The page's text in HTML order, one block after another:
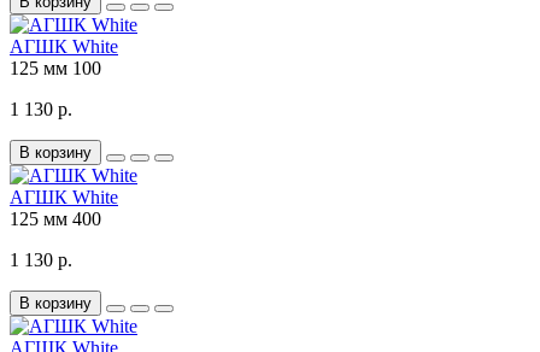
АГШК White
125 мм 100
1 130 р.
В корзину
АГШК White
125 мм 400
1 130 р.
В корзину